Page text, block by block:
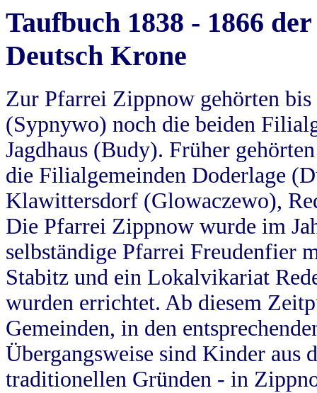
Taufbuch 1838 - 1866
Deutsch Krone
Zur Pfarrei Zippnow gehörten
(Sypnywo) noch die beiden
Jagdhaus (Budy). Früher
die Filialgemeinden Doderlage
Klawittersdorf (Glowaczewo),
Die Pfarrei Zippnow wurde im
selbständige Pfarrei Freudenfier
Stabitz und ein Lokalvikariat
wurden errichtet. Ab diesem
Gemeinden, in den
Übergangsweise sind Kinder aus
traditionellen Gründen - in